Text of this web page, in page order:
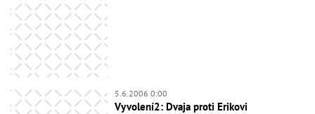
5.6.2006 0:00
Vyvolení2: Dvaja proti Erikovi